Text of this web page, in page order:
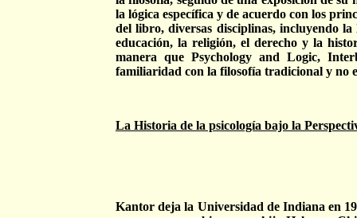
la lógica específica y de acuerdo con los
del libro, diversas disciplinas, incluyendo
educación, la religión, el derecho y la
manera que Psychology and Logic,
familiaridad con la filosofía tradicional y no
La Historia de la psicología bajo la
Kantor deja la Universidad de Indiana en